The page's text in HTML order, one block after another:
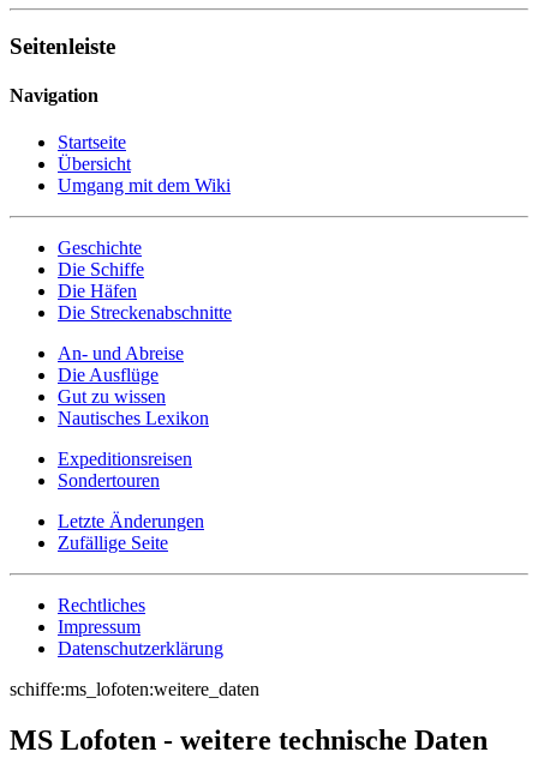
Seitenleiste
Navigation
Startseite
Übersicht
Umgang mit dem Wiki
Geschichte
Die Schiffe
Die Häfen
Die Streckenabschnitte
An- und Abreise
Die Ausflüge
Gut zu wissen
Nautisches Lexikon
Expeditionsreisen
Sondertouren
Letzte Änderungen
Zufällige Seite
Rechtliches
Impressum
Datenschutzerklärung
schiffe:ms_lofoten:weitere_daten
MS Lofoten - weitere technische Daten